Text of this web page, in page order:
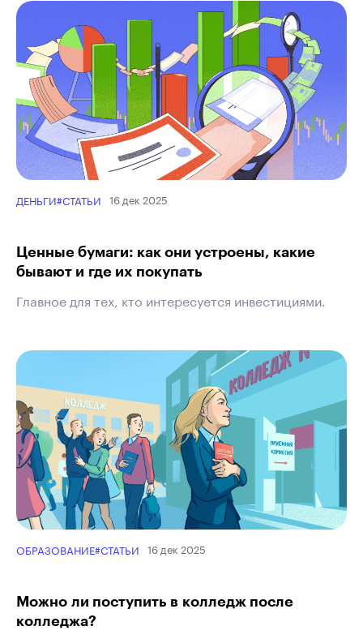
ДЕНЬГИ#СТАТЬИ 16 дек 2025
Ценные бумаги: как они устроены, какие
бывают и где их покупать
Главное для тех, кто интересуется инвестициями.
ОБРАЗОВАНИЕ#СТАТЬИ 16 дек 2025
Можно ли поступить в колледж после
колледжа?